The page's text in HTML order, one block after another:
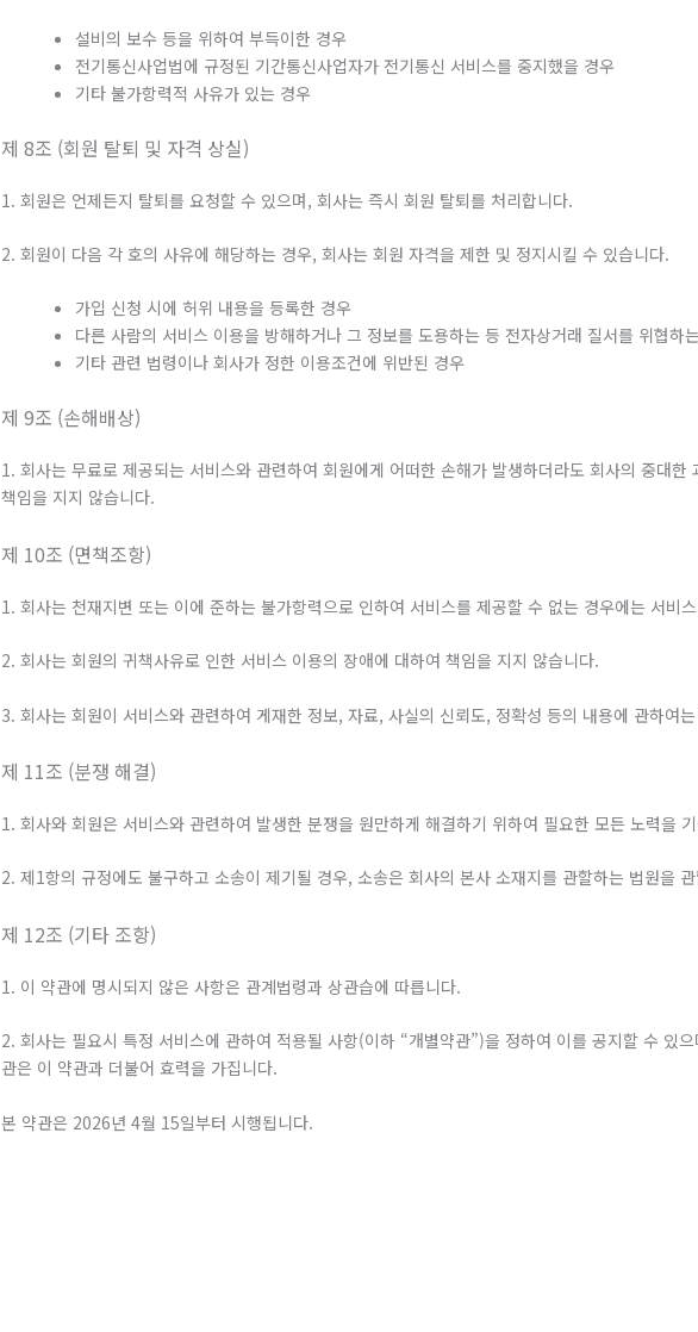
설비의 보수 등을 위하여 부득이한 경우
전기통신사업법에 규정된 기간통신사업자가 전기통신 서비스를 중지했을 경우
기타 불가항력적 사유가 있는 경우
제 8조 (회원 탈퇴 및 자격 상실)
1. 회원은 언제든지 탈퇴를 요청할 수 있으며, 회사는 즉시 회원 탈퇴를 처리합니다.
2. 회원이 다음 각 호의 사유에 해당하는 경우, 회사는 회원 자격을 제한 및 정지시킬 수 있습니다.
가입 신청 시에 허위 내용을 등록한 경우
다른 사람의 서비스 이용을 방해하거나 그 정보를 도용하는 등 전자상거래 질서를 위협하
기타 관련 법령이나 회사가 정한 이용조건에 위반된 경우
제 9조 (손해배상)
1. 회사는 무료로 제공되는 서비스와 관련하여 회원에게 어떠한 손해가 발생하더라도 회사의 중대한
책임을 지지 않습니다.
제 10조 (면책조항)
1. 회사는 천재지변 또는 이에 준하는 불가항력으로 인하여 서비스를 제공할 수 없는 경우에는 서비
2. 회사는 회원의 귀책사유로 인한 서비스 이용의 장애에 대하여 책임을 지지 않습니다.
3. 회사는 회원이 서비스와 관련하여 게재한 정보, 자료, 사실의 신뢰도, 정확성 등의 내용에 관하여
제 11조 (분쟁 해결)
1. 회사와 회원은 서비스와 관련하여 발생한 분쟁을 원만하게 해결하기 위하여 필요한 모든 노력을
2. 제1항의 규정에도 불구하고 소송이 제기될 경우, 소송은 회사의 본사 소재지를 관할하는 법원을
제 12조 (기타 조항)
1. 이 약관에 명시되지 않은 사항은 관계법령과 상관습에 따릅니다.
2. 회사는 필요시 특정 서비스에 관하여 적용될 사항(이하 “개별약관”)을 정하여 이를 공지할 수 있
관은 이 약관과 더불어 효력을 가집니다.
본 약관은 2026년 4월 15일부터 시행됩니다.